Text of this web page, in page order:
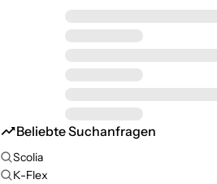
Beliebte Suchanfragen
Scolia
K-Flex